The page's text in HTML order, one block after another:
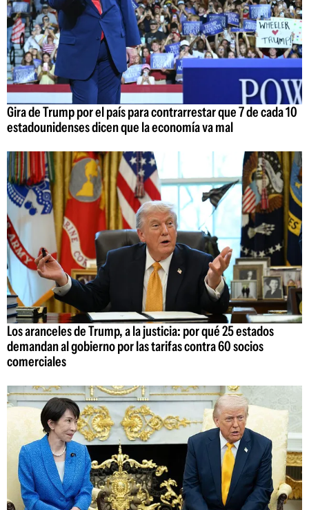
Gira de Trump por el país para contrarrestar que 7 de cada 10
estadounidenses dicen que la economía va mal
Los aranceles de Trump, a la justicia: por qué 25 estados
demandan al gobierno por las tarifas contra 60 socios
comerciales